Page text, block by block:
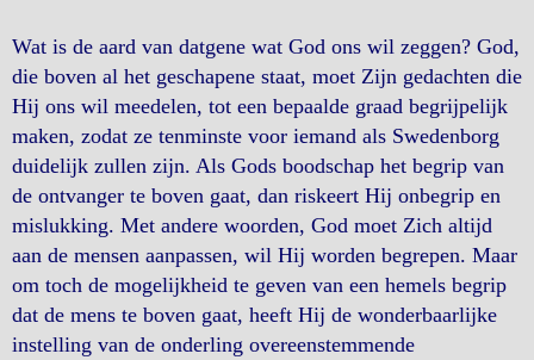
Wat is de aard van datgene wat God ons wil zeggen? God,
die boven al het geschapene staat, moet Zijn gedachten die
Hij ons wil meedelen, tot een bepaalde graad begrijpelijk
maken, zodat ze tenminste voor iemand als Swedenborg
duidelijk zullen zijn. Als Gods boodschap het begrip van
de ontvanger te boven gaat, dan riskeert Hij onbegrip en
mislukking. Met andere woorden, God moet Zich altijd
aan de mensen aanpassen, wil Hij worden begrepen. Maar
om toch de mogelijkheid te geven van een hemels begrip
dat de mens te boven gaat, heeft Hij de wonderbaarlijke
instelling van de onderling overeenstemmende